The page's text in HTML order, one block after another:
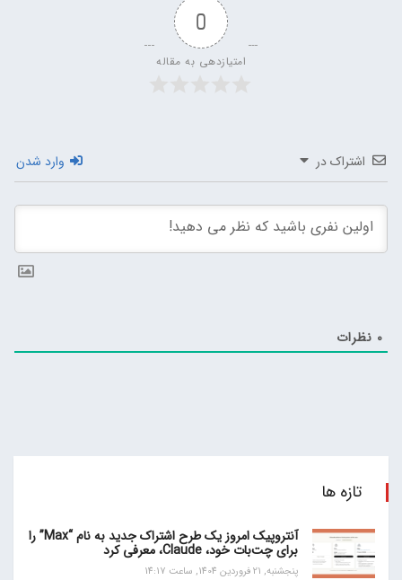
0
امتیازدهی به مقاله
اشتراک در وارد شدن
0 نظرات
تازه ها
آنتروپیک امروز یک طرح اشتراک جدید به نام “Max” را
برای چت‌بات خود، Claude، معرفی کرد
پنجشنبه, 21 فروردین 1404, ساعت 14:17